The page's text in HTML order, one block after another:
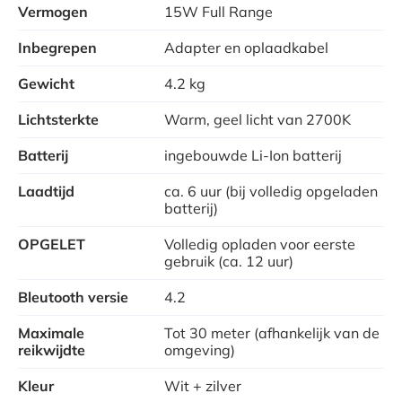
Drankenkoeler: Bovenaan de Synergy zit een
de wijnfles of fles Champagne gewoon in de tuin laten
staan en hoef je niet steeds naar de ijskast te
wandelen. Ideaal voor feestjes in de zomer, maar ook
Bloempot/plantenbak: Wil je de Synergy van Kooduu
wat meer aankleden? Dan kan je hem ook gebruiken
als plantenbak. Doordat de tuinlamp gemaakt is uit
polypropyleen, is hij volledig waterdicht en geschikt
om planten te potten.
materialen en beschikt over een lederen handvat en
Vermogen
15W Full Range
Inbegrepen
Adapter en oplaadkabel
Gewicht
4.2 kg
Lichtsterkte
Warm, geel licht van 2700K
Batterij
ingebouwde Li-Ion batterij
Laadtijd
ca. 6 uur (bij volledig opgeladen
batterij)
OPGELET
Volledig opladen voor eerste
gebruik (ca. 12 uur)
Bleutooth versie
4.2
Maximale
reikwijdte
Tot 30 meter (afhankelijk van de
omgeving)
Kleur
Wit + zilver